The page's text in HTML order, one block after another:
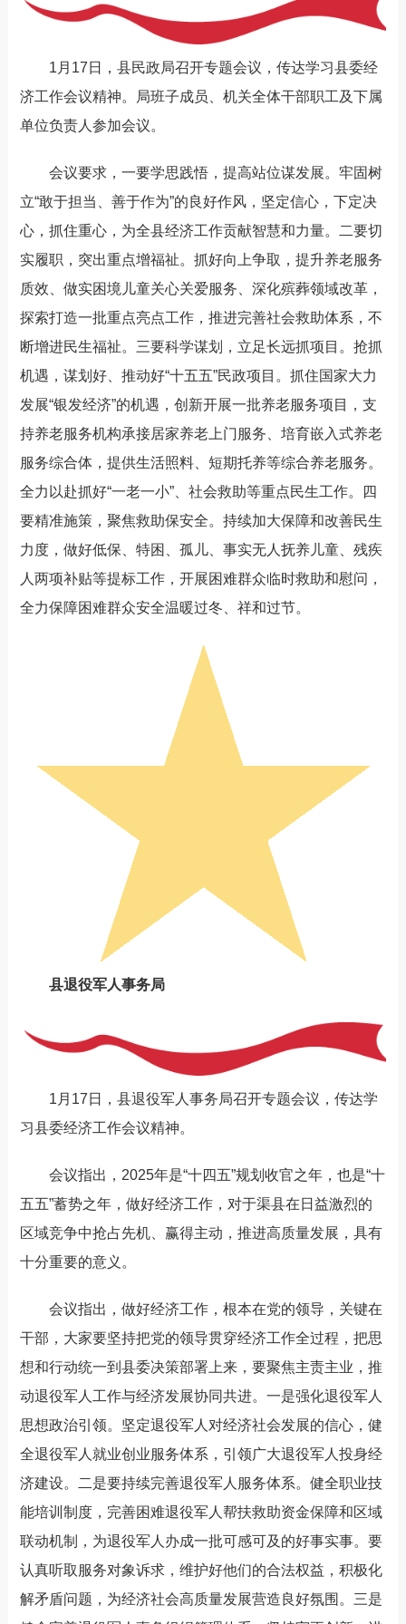
1月17日，县民政局召开专题会议，传达学习县委经
济工作会议精神。局班子成员、机关全体干部职工及下属
单位负责人参加会议。
会议要求，一要学思践悟，提高站位谋发展。牢固树
立“敢于担当、善于作为”的良好作风，坚定信心，下定决
心，抓住重心，为全县经济工作贡献智慧和力量。二要切
实履职，突出重点增福祉。抓好向上争取，提升养老服务
质效、做实困境儿童关心关爱服务、深化殡葬领域改革，
探索打造一批重点亮点工作，推进完善社会救助体系，不
断增进民生福祉。三要科学谋划，立足长远抓项目。抢抓
机遇，谋划好、推动好“十五五”民政项目。抓住国家大力
发展“银发经济”的机遇，创新开展一批养老服务项目，支
持养老服务机构承接居家养老上门服务、培育嵌入式养老
服务综合体，提供生活照料、短期托养等综合养老服务。
全力以赴抓好“一老一小”、社会救助等重点民生工作。四
要精准施策，聚焦救助保安全。持续加大保障和改善民生
力度，做好低保、特困、孤儿、事实无人抚养儿童、残疾
人两项补贴等提标工作，开展困难群众临时救助和慰问，
全力保障困难群众安全温暖过冬、祥和过节。
县退役军人事务局
1月17日，县退役军人事务局召开专题会议，传达学
习县委经济工作会议精神。
会议指出，2025年是“十四五”规划收官之年，也是“十
五五”蓄势之年，做好经济工作，对于渠县在日益激烈的
区域竞争中抢占先机、赢得主动，推进高质量发展，具有
十分重要的意义。
会议指出，做好经济工作，根本在党的领导，关键在
干部，大家要坚持把党的领导贯穿经济工作全过程，把思
想和行动统一到县委决策部署上来，要聚焦主责主业，推
动退役军人工作与经济发展协同共进。一是强化退役军人
思想政治引领。坚定退役军人对经济社会发展的信心，健
全退役军人就业创业服务体系，引领广大退役军人投身经
济建设。二是要持续完善退役军人服务体系。健全职业技
能培训制度，完善困难退役军人帮扶救助资金保障和区域
联动机制，为退役军人办成一批可感可及的好事实事。要
认真听取服务对象诉求，维护好他们的合法权益，积极化
解矛盾问题，为经济社会高质量发展营造良好氛围。三是